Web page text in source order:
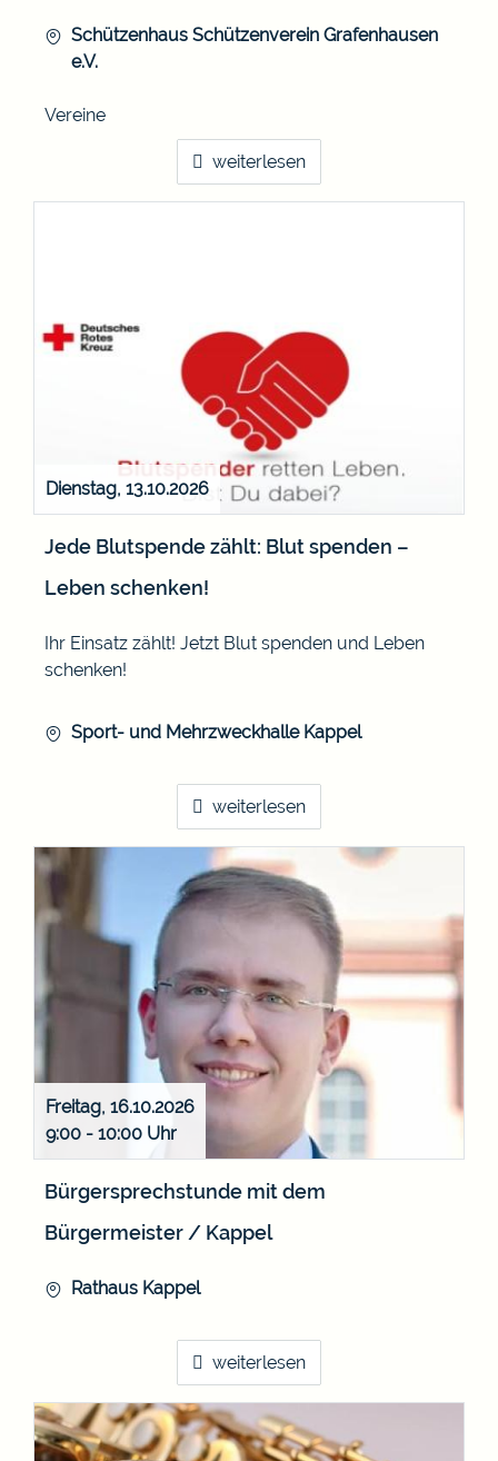
Schützenhaus Schützenverein Grafenhausen
e.V.
Vereine
weiterlesen
Dienstag, 13.10.2026
Jede Blutspende zählt: Blut spenden –
Leben schenken!
Sport- und Mehrzweckhalle Kappel
Ihr Einsatz zählt! Jetzt Blut spenden und Leben
schenken!
weiterlesen
Freitag, 16.10.2026
9:00 - 10:00
Bürgersprechstunde mit dem
Bürgermeister / Kappel
Rathaus Kappel
weiterlesen